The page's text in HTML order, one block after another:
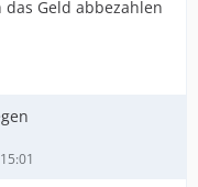
Geld abbezahlen